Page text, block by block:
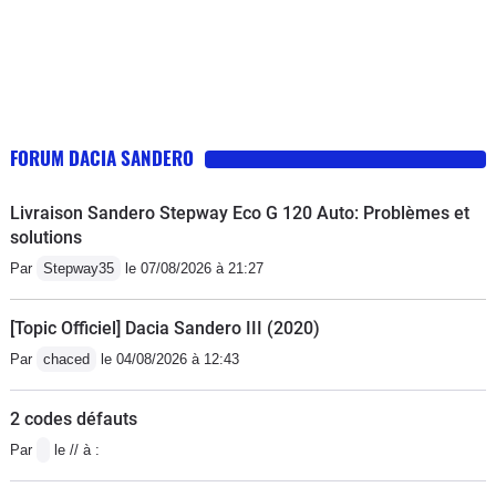
FORUM DACIA SANDERO
Livraison Sandero Stepway Eco G 120 Auto: Problèmes et
solutions
Par Stepway35 le 07/08/2026 à 21:27
[Topic Officiel] Dacia Sandero III (2020)
Par chaced le 04/08/2026 à 12:43
2 codes défauts
Par le // à :